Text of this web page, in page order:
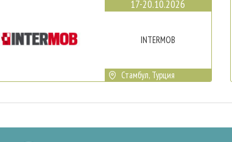
17-20.10.2026
INTERMOB
Стамбул, Турция